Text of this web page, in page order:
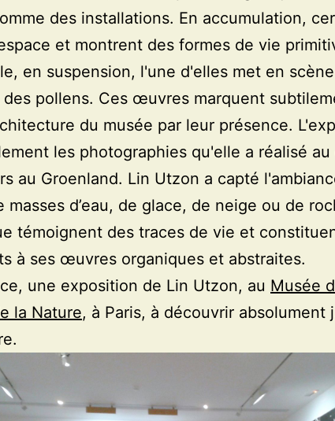
des installations. En accumulation,
et montrent des formes de vie
en suspension, l'une d'elles met en
des pollens. Ces œuvres marquent
du musée par leur présence.
les photographies qu'elle a réalisé au
au Groenland. Lin Utzon a capté
masses d’eau, de glace, de neige ou de
témoignent des traces de vie et
à ses œuvres organiques et abstraites.
une exposition de Lin Utzon, au Musée
la Nature, à Paris, à découvrir absolument